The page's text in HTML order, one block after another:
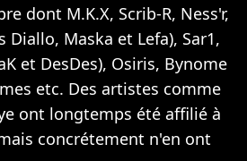
dont M.K.X, Scrib-R, Ness'r,
Diallo, Maska et Lefa), Sar1,
et DesDes), Osiris, Bynome
etc. Des artistes comme
ont longtemps été affilié à
concrétement n'en ont